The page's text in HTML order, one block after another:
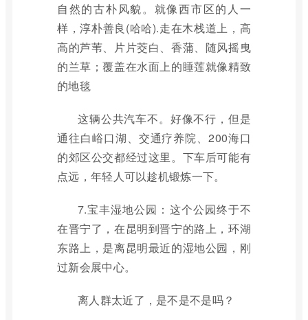
自然的古朴风貌。就像西市区的人一
样，淳朴善良(哈哈).走在木栈道上，高
高的芦苇、片片茭白、香蒲、随风摇曳
的兰草；覆盖在水面上的睡莲就像精致
的地毯
这辆公共汽车不。好像不行，但是
通往白峪口湖、交通疗养院、200海口
的郊区公交都经过这里。下车后可能有
点远，年轻人可以趁机锻炼一下。
7.宝丰湿地公园：这个公园终于不
在晋宁了，在昆明到晋宁的路上，环湖
东路上，是离昆明最近的湿地公园，刚
过新会展中心。
离人群太近了，是不是不是吗？